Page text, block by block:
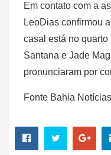
Em contato com a
LeoDias confirmou
casal está no
Santana e Jade
pronunciaram por
Fonte Bahia Notícias